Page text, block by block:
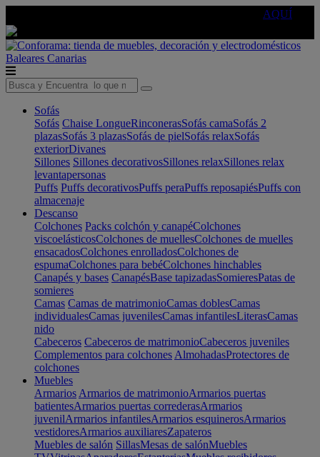
AQUÍ
Baleares Canarias
Sofás
Sofás Chaise LongueRinconerasSofás camaSofás 2
plazasSofás 3 plazasSofás de pielSofás relaxSofás
exteriorDivanes
Sillones Sillones decorativosSillones relaxSillones relax
levantapersonas
Puffs Puffs decorativosPuffs peraPuffs reposapiésPuffs con
almacenaje
Descanso
Colchones Packs colchón y canapéColchones
viscoelásticosColchones de muellesColchones de muelles
ensacadosColchones enrolladosColchones de
espumaColchones para bebéColchones hinchables
Canapés y bases CanapésBase tapizadasSomieresPatas de
somieres
Camas Camas de matrimonioCamas doblesCamas
individualesCamas juvenilesCamas infantilesLiterasCamas
nido
Cabeceros Cabeceros de matrimonioCabeceros juveniles
Complementos para colchones AlmohadasProtectores de
colchones
Muebles
Armarios Armarios de matrimonioArmarios puertas
batientesArmarios puertas correderasArmarios
juvenilArmarios infantilesArmarios esquinerosArmarios
vestidoresArmarios auxiliaresZapateros
Muebles de salón SillasMesas de salónMuebles